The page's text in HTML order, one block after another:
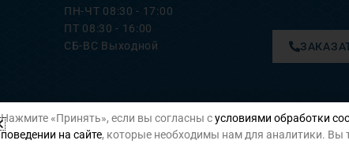
ПН-ЧТ 08:30 - 17:00
ПТ 08:30 - 16:00
СБ-ВС Выходной
Политика конфиденциальности
Нажмите «Принять», если вы согласны сусловиями обработки
поведении на сайте, которые необходимы нам для аналитики. Вы